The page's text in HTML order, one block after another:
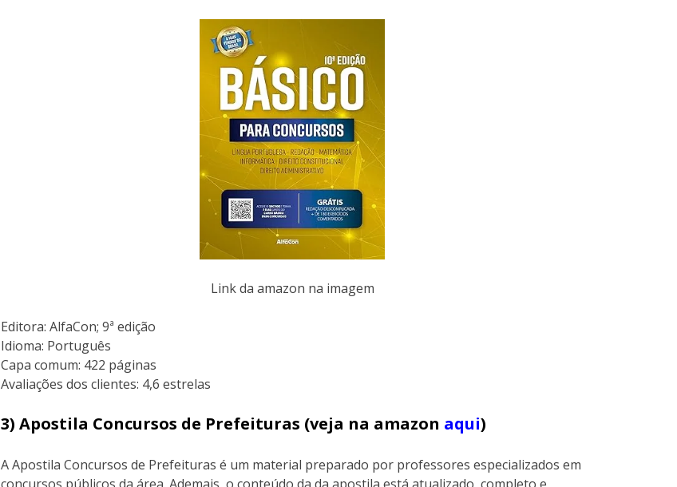
Link da amazon na imagem
Editora: AlfaCon; 9ª edição
Idioma: Português
Capa comum: 422 páginas
Avaliações dos clientes: 4,6 estrelas
3) Apostila Concursos de Prefeituras (veja na amazon aqui)
A Apostila Concursos de Prefeituras é um material preparado por professores especializados em